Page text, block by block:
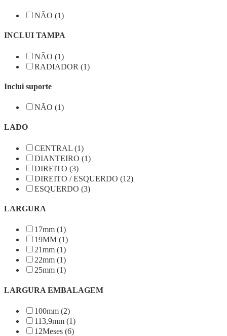
NÃO (1)
INCLUI TAMPA
NÃO (1)
RADIADOR (1)
Inclui suporte
NÃO (1)
LADO
CENTRAL (1)
DIANTEIRO (1)
DIREITO (3)
DIREITO / ESQUERDO (12)
ESQUERDO (3)
LARGURA
17mm (1)
19MM (1)
21mm (1)
22mm (1)
25mm (1)
LARGURA EMBALAGEM
100mm (2)
113,9mm (1)
12Meses (6)